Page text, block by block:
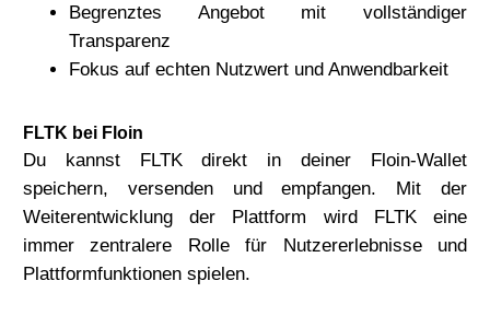
Begrenztes Angebot mit vollständiger
Transparenz
Fokus auf echten Nutzwert und Anwendbarkeit
FLTK bei Floin
Du kannst FLTK direkt in deiner Floin-Wallet
speichern, versenden und empfangen. Mit der
Weiterentwicklung der Plattform wird FLTK eine
immer zentralere Rolle für Nutzererlebnisse und
Plattformfunktionen spielen.